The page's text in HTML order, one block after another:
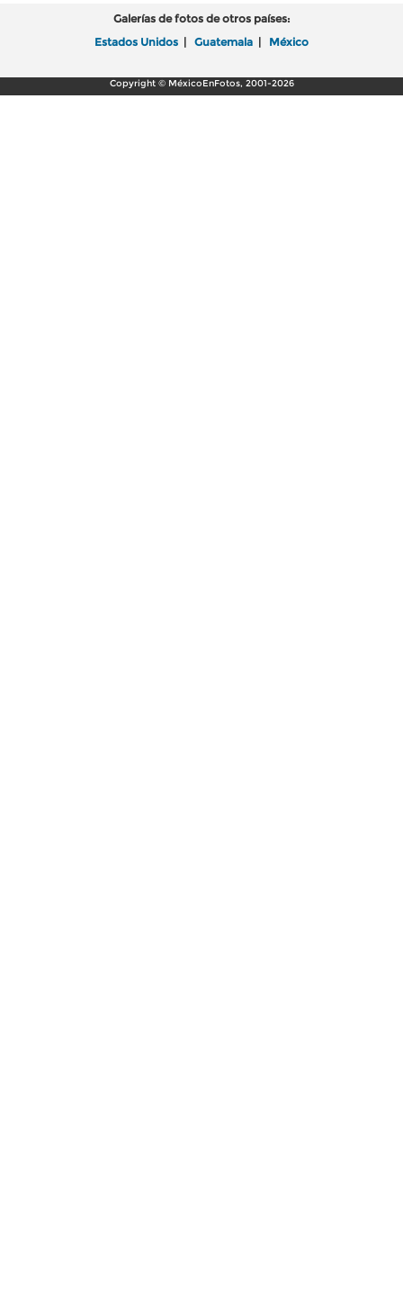
Galerías de fotos de otros países:
Estados Unidos | Guatemala | México
Copyright © MéxicoEnFotos, 2001-2026